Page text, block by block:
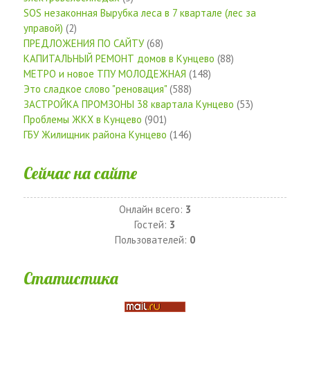
SOS незаконная Вырубка леса в 7 квартале (лес за
управой) (2)
ПРЕДЛОЖЕНИЯ ПО САЙТУ(68)
КАПИТАЛЬНЫЙ РЕМОНТ домов в Кунцево (88)
МЕТРО и новое ТПУ МОЛОДЕЖНАЯ (148)
Это сладкое слово "реновация" (588)
ЗАСТРОЙКА ПРОМЗОНЫ 38 квартала Кунцево (53)
Проблемы ЖКХ в Кунцево (901)
ГБУ Жилищник района Кунцево (146)
Сейчас на сайте
Онлайн всего: 3
Гостей: 3
Пользователей: 0
Статистика